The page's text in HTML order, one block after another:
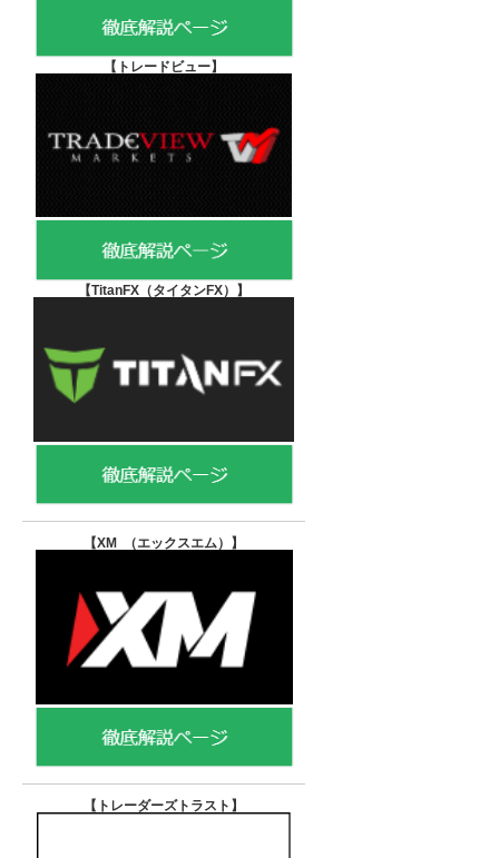
【 トレードビュー】
【TitanFX（タイタンFX） 】
【XM （エックスエム） 】
【トレーダーズトラスト 】